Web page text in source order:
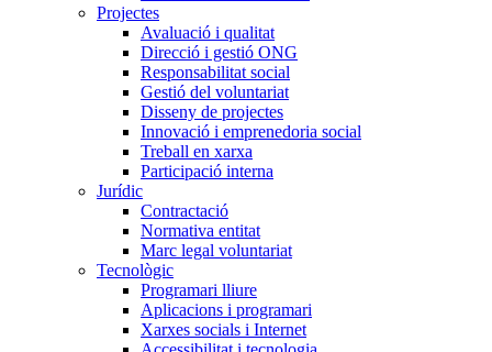
Projectes
Avaluació i qualitat
Direcció i gestió ONG
Responsabilitat social
Gestió del voluntariat
Disseny de projectes
Innovació i emprenedoria social
Treball en xarxa
Participació interna
Jurídic
Contractació
Normativa entitat
Marc legal voluntariat
Tecnològic
Programari lliure
Aplicacions i programari
Xarxes socials i Internet